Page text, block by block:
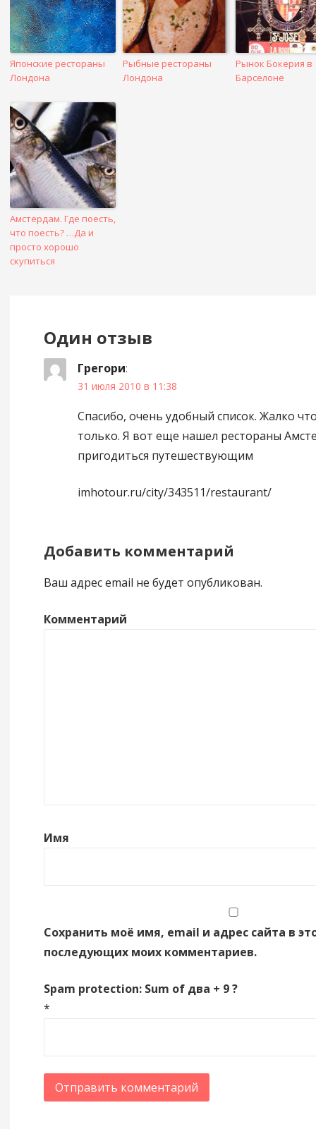
Японские рестораны
Лондона
Рыбные рестораны
Лондона
Рынок Бокерия в
Барселоне
Амстердам. Где поесть,
что поесть? …Да и
просто хорошо
скупиться
Один отзыв
Грегори:
31 июля 2010 в 11:38
Спасибо, очень удобный список. Жалко
только. Я вот еще нашел рестораны
пригодиться путешествующим
imhotour.ru/city/343511/restaurant/
Добавить комментарий
Ваш адрес email не будет опубликован.
Комментарий
Имя
Сохранить моё имя, email и адрес сайта в
последующих моих комментариев.
Spam protection: Sum of два + 9 ?
*